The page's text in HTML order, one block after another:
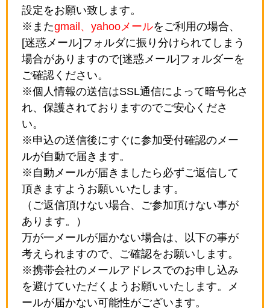
設定をお願い致します。
※またgmail、yahooメールをご利用の場合、
[迷惑メール]フォルダに振り分けられてしまう
場合がありますので[迷惑メール]フォルダーを
ご確認ください。
※個人情報の送信はSSL通信によって暗号化さ
れ、保護されておりますのでご安心くださ
い。
※申込の送信後にすぐに参加受付確認のメー
ルが自動で届きます。
※自動メールが届きましたら必ずご返信して
頂きますようお願いいたします。
（ご返信頂けない場合、ご参加頂けない事が
あります。）
万が一メールが届かない場合は、以下の事が
考えられますので、ご確認をお願いします。
※携帯会社のメールアドレスでのお申し込み
を避けていただくようお願いいたします。メ
ールが届かない可能性がございます。